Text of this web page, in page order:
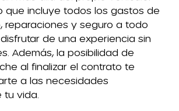
que incluye todos los gastos de
reparaciones y seguro a todo
de una experiencia sin
Además, la posibilidad de
al finalizar el contrato te
a las necesidades
vida.